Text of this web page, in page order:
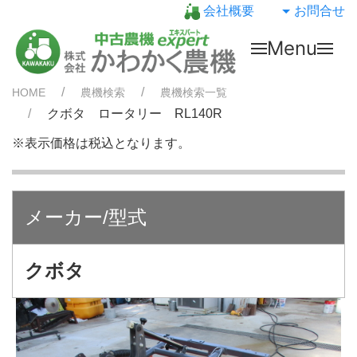
会社概要 お問合せ
Menu
HOME 農機検索 農機検索一覧
クボタ ロータリー RL140R
※表示価格は税込となります。
メーカー/型式
クボタ